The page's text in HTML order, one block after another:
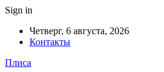
Sign in
Четверг, 6 августа, 2026
Контакты
Плиса